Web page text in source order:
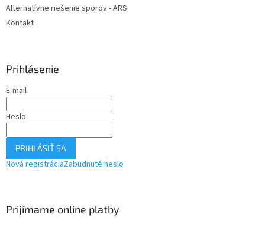
Alternatívne riešenie sporov - ARS
Kontakt
Prihlásenie
E-mail
Heslo
PRIHLÁSIŤ SA
Nová registráciaZabudnuté heslo
Prijímame online platby